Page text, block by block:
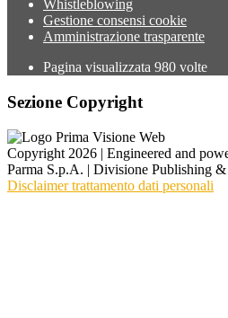
Whistleblowing
Gestione consensi cookie
Amministrazione trasparente
Pagina visualizzata 980 volte
Sezione Copyright
Copyright 2026 | Engineered and
Parma S.p.A. | Divisione Publishing
Disclaimer trattamento dati personali